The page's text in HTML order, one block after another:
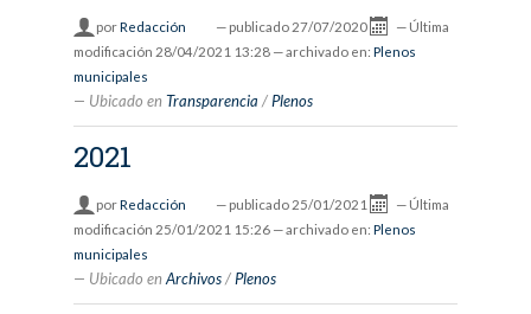
porRedacción — publicado 27/07/2020 — Última
modificación 28/04/2021 13:28 — archivado en: Plenos
municipales
Ubicado en Transparencia /Plenos
2021
porRedacción — publicado 25/01/2021 — Última
modificación 25/01/2021 15:26 — archivado en: Plenos
municipales
Ubicado en Archivos /Plenos